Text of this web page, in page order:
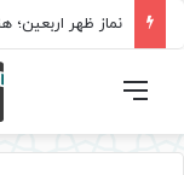
فهرست